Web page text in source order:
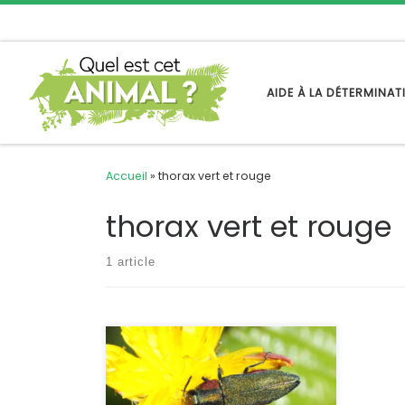
AIDE À LA
Accueil » thorax vert et rouge
thorax vert et rouge
1 article
Les buprestes font partie des plus
beaux insectes de notre faune, ils
sont plus nombreux en région
méditerranéenne. L’anthaxie